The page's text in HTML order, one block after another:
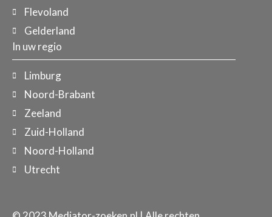
Flevoland
Gelderland
In uw regio
Limburg
Noord-Brabant
Zeeland
Zuid-Holland
Noord-Holland
Utrecht